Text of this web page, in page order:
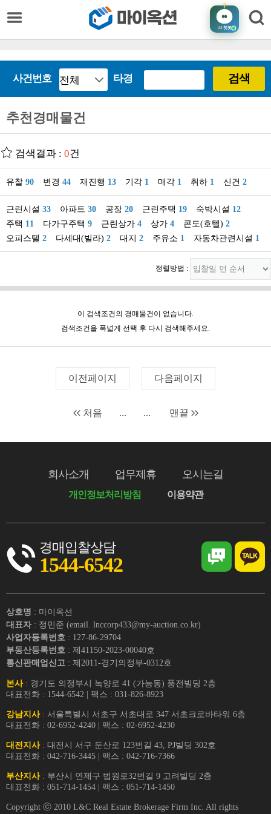
AI챗봇
사건번호 타경 검색
추천경매물건
검색결과 : 0건
유찰 90 변경 44 재진행 13 기각 1 매각 1 취하 1 신건 2
근린시설 33 아파트 30 공장 20 근린주택 19 숙박시설 12
주택 11 다가구주택 9 근린상가 4 상가 4 콘도(호텔) 2
오피스텔 2 다세대(빌라) 2 대지 2 주유소 1 자동차관련시설 1
정렬방법 :
이 검색조건의 경매물건이 없습니다.
검색조건을 폭넓게 선택 후 다시 검색해주세요.
이전페이지 다음페이지
처음 ... ... 맨끝
회사소개 업무제휴 오시는길
개인정보처리방침 이용약관
경매입찰상담
1544-6542
상호명 : 마이옥션
대표자 : 정민준 (email. lnccorp433@my-auction.co.kr)
사업자등록번호 : 127-86-29704
부동산등록번호 : 제41150-2023-00040호
통신판매업신고 : 제2011-경기의정부-0312호
본사: 경기도 의정부시 녹양로 41 (가능동) 풍전빌딩 2층
대표전화 : 1544-6542 | 팩스 : 031-826-8923
강남지사: 서울특별시 서초구 서초대로 347 서초크로바타워 6층
대표전화 : 02-6952-4240 | 팩스 : 02-6952-4230
대전지사: 대전시 서구 둔산로 123번길 43, PJ빌딩 302호
대표전화 : 042-716-3445 | 팩스 : 042-716-7366
부산지사: 부산시 연제구 법원로32번길 9 고려빌딩 2층
대표전화 : 051-714-1454 | 팩스 : 051-714-1450
Copyright ⓒ 2010 L&C Real Estate Brokerage Firm Inc. All rights